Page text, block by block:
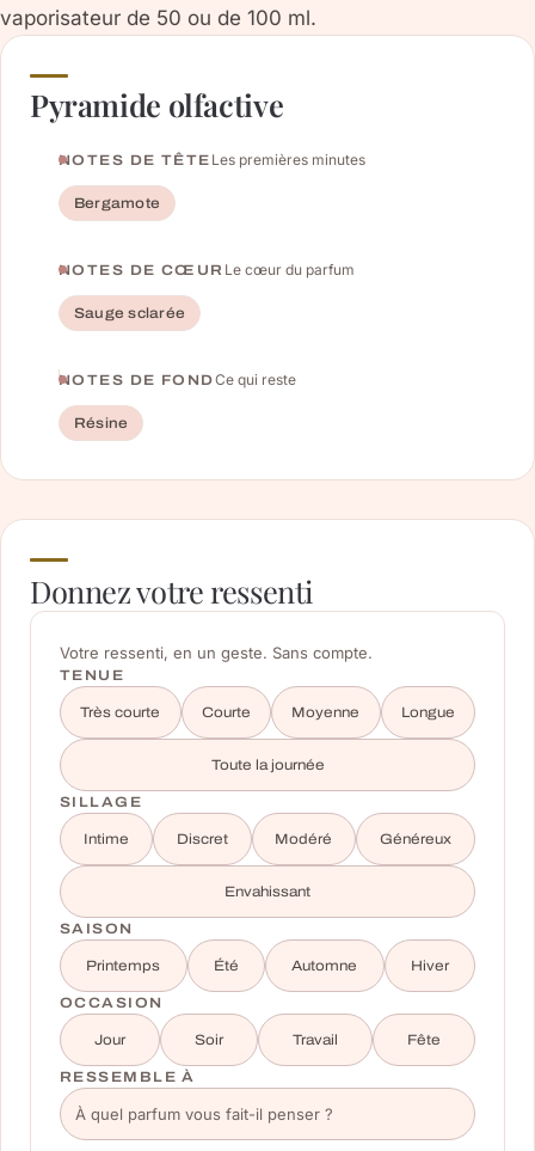
vaporisateur de 50 ou de 100 ml.
Pyramide olfactive
NOTES DE TÊTE Les premières minutes
Bergamote
NOTES DE CŒUR Le cœur du parfum
Sauge sclarée
NOTES DE FONDCe qui reste
Résine
Donnez votre ressenti
Votre ressenti, en un geste. Sans compte.
TENUE
Très courte Courte Moyenne Longue
Toute la journée
SILLAGE
Intime Discret Modéré Généreux
Envahissant
SAISON
Printemps Été Automne Hiver
OCCASION
Jour Soir Travail Fête
RESSEMBLE À